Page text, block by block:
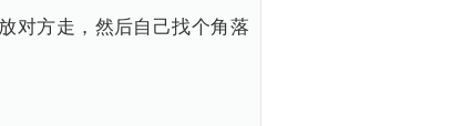
对方走，然后自己找个角落